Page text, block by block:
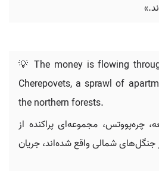
💡 The money is flowing
Cherepovets, a sprawl of
the northern forests.
چره‌پووتس، مجموعه‌ای پراکنده از
جنگل‌های شمالی واقع شده‌اند، جریان